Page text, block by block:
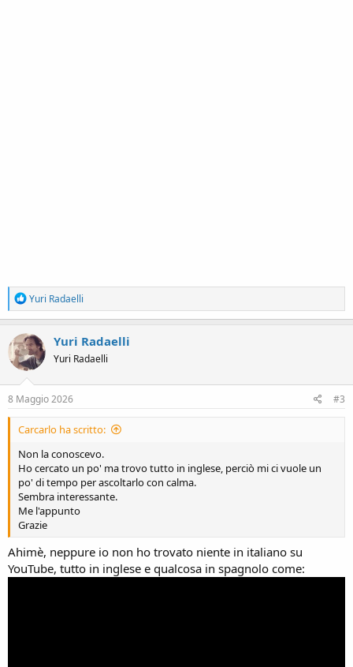
R
e
a
c
t
i
o
n
s
Yuri Radaelli
Yuri Radaelli
Yuri Radaelli
8 Maggio 2026 #3
Carcarlo ha scritto:
Non la conoscevo.
Ho cercato un po' ma trovo tutto in inglese, perciò mi ci vuole un
po' di tempo per ascoltarlo con calma.
Sembra interessante.
Me l'appunto
Grazie
Ahimè, neppure io non ho trovato niente in italiano su
YouTube, tutto in inglese e qualcosa in spagnolo come: